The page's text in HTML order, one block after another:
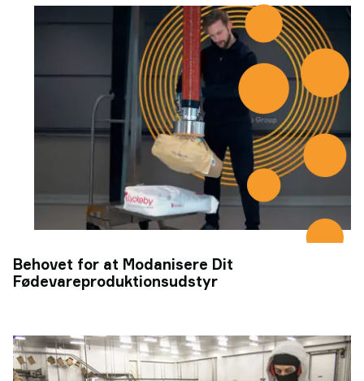
Behovet for at Modanisere Dit
Fødevareproduktionsudstyr